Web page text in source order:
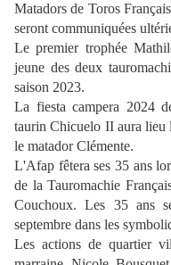
Matadors de Toros
seront communiquées
Le premier trophée
jeune des deux
saison 2023.
La fiesta campera 2024
taurin Chicuelo II aura lieu
le matador Clémente.
L'Afap fêtera ses 35 ans
de la Tauromachie
Couchoux. Les 35 ans
septembre dans les
Les actions de quartier